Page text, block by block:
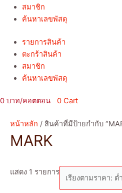
สมาชิก
ค้นหาเลขพัสดุ
รายการสินค้า
ตะกร้าสินค้า
สมาชิก
ค้นหาเลขพัสดุ
0 0 Cart
หน้าหลัก / สินค้าที่มีป้ายกำกับ
MARK
แสดง 1 รายการ